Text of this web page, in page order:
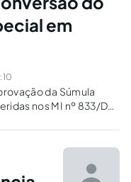
em
da Súmula
nos MI nº 833/DF
aos